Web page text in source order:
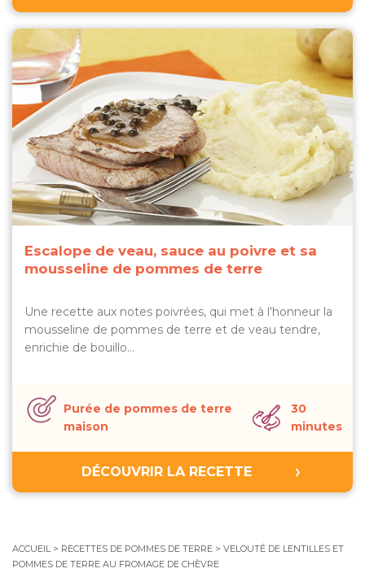
Escalope de veau, sauce au poivre et sa
mousseline de pommes de terre
Une recette aux notes poivrées, qui met à l'honneur la
mousseline de pommes de terre et de veau tendre,
enrichie de bouillo…
Purée de pommes de terre
maison
30
minutes
DÉCOUVRIR LA RECETTE
ACCUEIL> RECETTES DE POMMES DE TERRE > VELOUTÉ DE LENTILLES ET
POMMES DE TERRE AU FROMAGE DE CHÈVRE